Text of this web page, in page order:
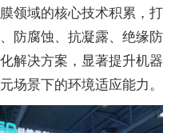
领域的核心技术积累，打
防腐蚀、抗凝露、绝缘防
解决方案，显著提升机器
场景下的环境适应能力。